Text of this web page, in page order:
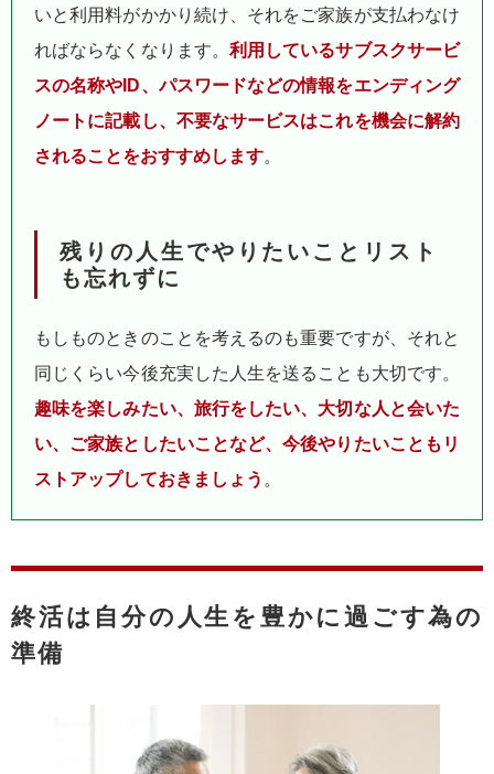
いと利用料がかかり続け、それをご家族が支払わなけ
ればならなくなります。 利用しているサブスクサービ
スの名称やID、パスワードなどの情報をエンディング
ノートに記載し、不要なサービスはこれを機会に解約
されることをおすすめします。
残りの人生でやりたいことリスト
も忘れずに
もしものときのことを考えるのも重要ですが、それと
同じくらい今後充実した人生を送ることも大切です。
趣味を楽しみたい、旅行をしたい、大切な人と会いた
い、ご家族としたいことなど、今後やりたいこともリ
ストアップしておきましょう 。
終活は自分の人生を豊かに過ごす為の
準備